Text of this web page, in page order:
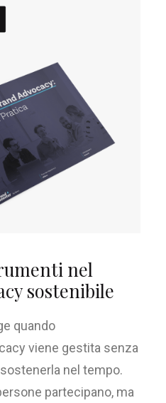
nel
sostenibile
quando
viene gestita senza
nel tempo.
partecipano, ma